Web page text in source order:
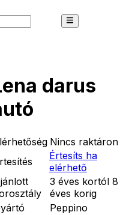
darus
Nincs raktáron
Értesíts ha
elérhető
3 éves kortól 8
éves korig
Peppino